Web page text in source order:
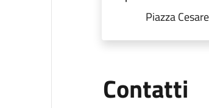
Piazza
Contatti